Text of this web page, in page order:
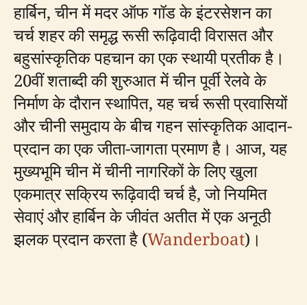
हार्बिन, चीन में मदर ऑफ गॉड के इंटरसेशन का
चर्च शहर की समृद्ध रूसी रूढ़िवादी विरासत और
बहुसांस्कृतिक पहचान का एक स्थायी प्रतीक है।
20वीं शताब्दी की शुरुआत में चीन पूर्वी रेलवे के
निर्माण के दौरान स्थापित, यह चर्च रूसी प्रवासियों
और चीनी समुदाय के बीच गहन सांस्कृतिक आदान-
प्रदान का एक जीता-जागता प्रमाण है। आज, यह
मुख्यभूमि चीन में चीनी नागरिकों के लिए खुला
एकमात्र सक्रिय रूढ़िवादी चर्च है, जो नियमित
सेवाएं और हार्बिन के जीवंत अतीत में एक अनूठी
झलक प्रदान करता है (Wanderboat)।